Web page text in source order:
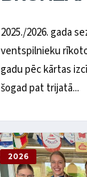
2025./2026. gada
ventspilnieku
gadu pēc kārtas
šogad pat trijatā...
2026